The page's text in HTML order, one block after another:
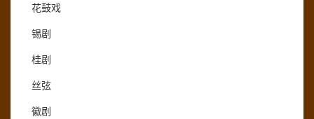
花鼓戏
锡剧
桂剧
丝弦
徽剧